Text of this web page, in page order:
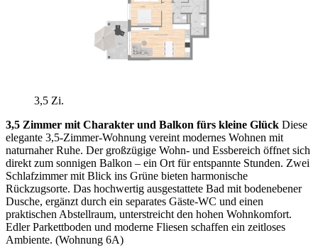
3,5 Zi.
3,5 Zimmer mit Charakter und Balkon fürs kleine Glück Diese
elegante 3,5-Zimmer-Wohnung vereint modernes Wohnen mit
naturnaher Ruhe. Der großzügige Wohn- und Essbereich öffnet sich
direkt zum sonnigen Balkon – ein Ort für entspannte Stunden. Zwei
Schlafzimmer mit Blick ins Grüne bieten harmonische
Rückzugsorte. Das hochwertig ausgestattete Bad mit bodenebener
Dusche, ergänzt durch ein separates Gäste-WC und einen
praktischen Abstellraum, unterstreicht den hohen Wohnkomfort.
Edler Parkettboden und moderne Fliesen schaffen ein zeitloses
Ambiente. (Wohnung 6A)